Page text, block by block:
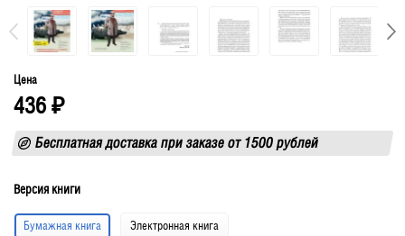
Цена
436 ₽
Бесплатная доставка при заказе от 1500 рублей
Версия книги
Бумажная книга Электронная книга